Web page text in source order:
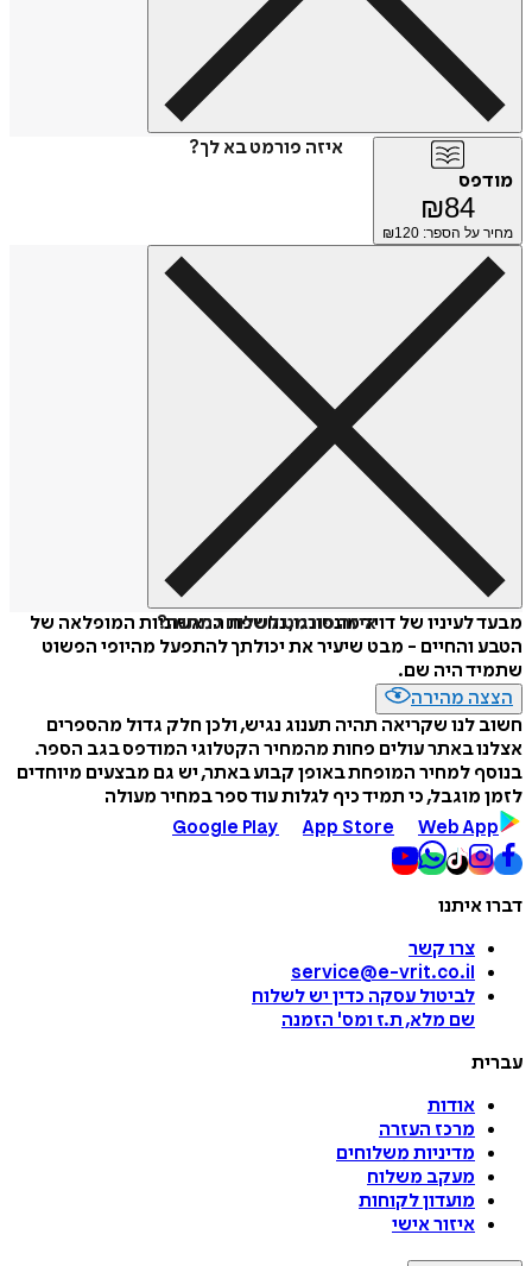
איזה פורמט בא לך?
מודפס
₪84
מחיר על הספר: ₪ 120
איזה פורמט לשלוח כמתנה?
מבעד לעיניו של דויד מונסונגו, נחשפת הראשוניות המופלאה של
הטבע והחיים - מבט שיעיר את יכולתך להתפעל מהיופי הפשוט
שתמיד היה שם.
הצצה מהירה
חשוב לנו שקריאה תהיה תענוג נגיש, ולכן חלק גדול מהספרים
אצלנו באתר עולים פחות מהמחיר הקטלוגי המודפס בגב הספר.
בנוסף למחיר המופחת באופן קבוע באתר, יש גם מבצעים מיוחדים
לזמן מוגבל, כי תמיד כיף לגלות עוד ספר במחיר מעולה
Google Play
App Store Web App
דברו איתנו
צרו קשר
service@e-vrit.co.il
לביטול עסקה כדין יש לשלוח
שם מלא, ת.ז ומס' הזמנה
עברית
אודות
מרכז העזרה
מדיניות משלוחים
מעקב משלוח
מועדון לקוחות
איזור אישי